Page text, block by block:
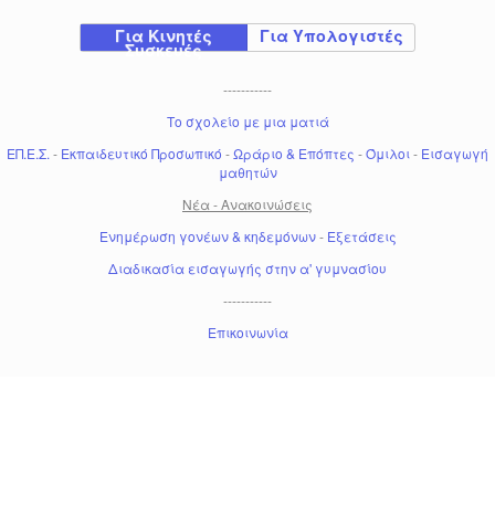
Για Κινητές
Συσκευές
Για Υπολογιστές
-----------
Το σχολείο με μια ματιά
ΕΠ.Ε.Σ. - Εκπαιδευτικό Προσωπικό -Ωράριο & Επόπτες -Όμιλοι- Εισαγωγή
μαθητών
Νέα - Ανακοινώσεις
Ενημέρωση γονέων & κηδεμόνων- Εξετάσεις
Διαδικασία εισαγωγής στην α' γυμνασίου
-----------
Επικοινωνία